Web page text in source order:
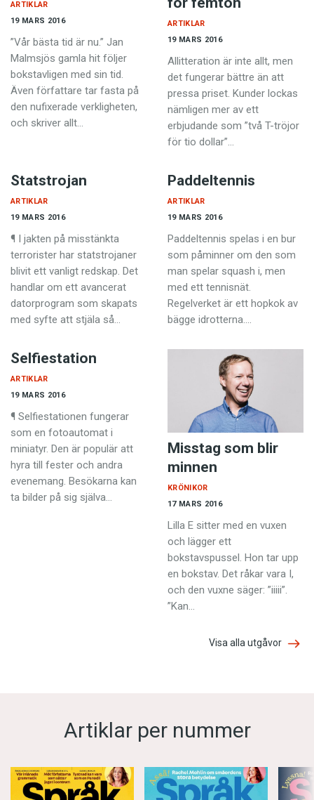
19 MARS 2016
ARTIKLAR
”Vår bästa tid är nu.” Jan
Malmsjös gamla hit följer
bokstavligen med sin tid.
Även författare tar fasta på
den nufixerade verkligheten,
och skriver allt…
19 MARS 2016
ARTIKLAR
Allitteration är inte allt, men
det fungerar bättre än att
pressa priset. Kunder lockas
nämligen mer av ett
erbjudande som ”två T-tröjor
för tio dollar”…
Statstrojan
19 MARS 2016
ARTIKLAR
¶ I jakten på misstänkta
terrorister har statstrojaner
blivit ett vanligt redskap. Det
handlar om ett avancerat
datorprogram som skapats
med syfte att stjäla så…
Paddeltennis
19 MARS 2016
ARTIKLAR
Paddeltennis spelas i en bur
som påminner om den som
man spelar squash i, men
med ett tennisnät.
Regelverket är ett hopkok av
bägge idrotterna.…
Selfiestation
19 MARS 2016
ARTIKLAR
¶ Selfiestationen fungerar
som en fotoautomat i
miniatyr. Den är populär att
hyra till fester och andra
evenemang. Besökarna kan
ta bilder på sig själva…
Misstag som blir
minnen
17 MARS 2016
KRÖNIKOR
Lilla E sitter med en vuxen
och lägger ett
bokstavspussel. Hon tar upp
en bokstav. Det råkar vara I,
och den vuxne säger: ”iiiii”.
”Kan…
Visa alla utgåvor
Artiklar per nummer